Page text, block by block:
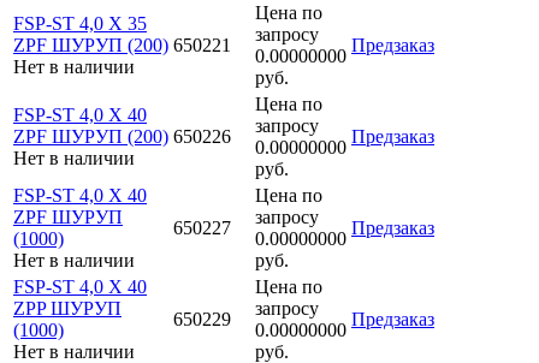
FSP-ST 4,0 X 35
ZPF ШУРУП (200)
Нет в наличии
650221
Цена по
запросу
0.00000000
руб.
Предзаказ
FSP-ST 4,0 X 40
ZPF ШУРУП (200)
Нет в наличии
650226
Цена по
запросу
0.00000000
руб.
Предзаказ
FSP-ST 4,0 X 40
ZPF ШУРУП
(1000)
Нет в наличии
650227
Цена по
запросу
0.00000000
руб.
Предзаказ
FSP-ST 4,0 X 40
ZPP ШУРУП
(1000)
Нет в наличии
650229
Цена по
запросу
0.00000000
руб.
Предзаказ